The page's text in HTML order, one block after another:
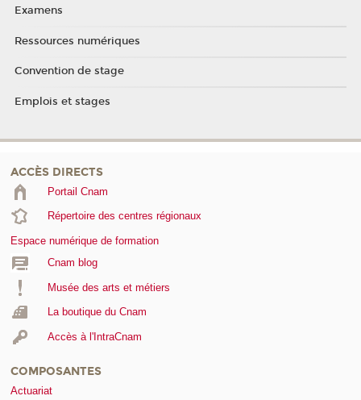
Examens
Ressources numériques
Convention de stage
Emplois et stages
ACCÈS DIRECTS
Portail Cnam
Répertoire des centres régionaux
Espace numérique de formation
Cnam blog
Musée des arts et métiers
La boutique du Cnam
Accès à l'IntraCnam
COMPOSANTES
Actuariat